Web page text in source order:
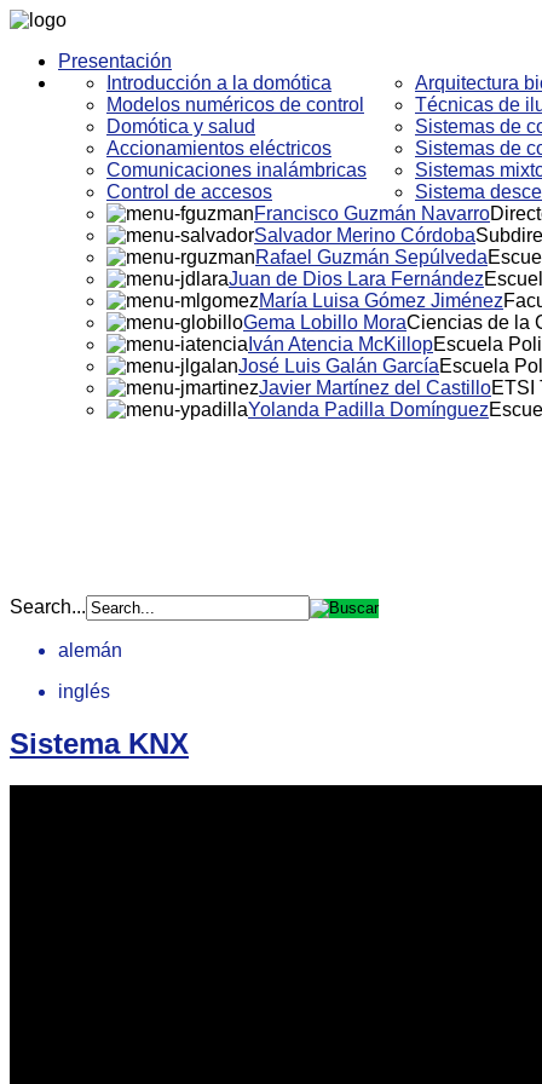
Presentación
Introducción a la domótica
Modelos numéricos de control
Domótica y salud
Accionamientos eléctricos
Comunicaciones inalámbricas
Control de accesos
Arquitectura
Técnicas de
Sistemas de
Sistemas de
Sistemas
Sistema
Francisco Guzmán Navarro
Salvador Merino Córdoba
Rafael Guzmán Sepúlveda
Juan de Dios Lara Fernández
María Luisa Gómez Jiménez
Gema Lobillo MoraCiencias de la
Iván Atencia McKillopEscuela
José Luis Galán GarcíaEscuela
Javier Martínez del CastilloETSI
Yolanda Padilla Domínguez
Search...
alemán
inglés
Sistema KNX